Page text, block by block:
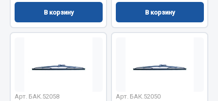
Система выпуска газа
Сцепление
В корзину В корзину
Арт. БАК.52058 Арт. БАК.52050